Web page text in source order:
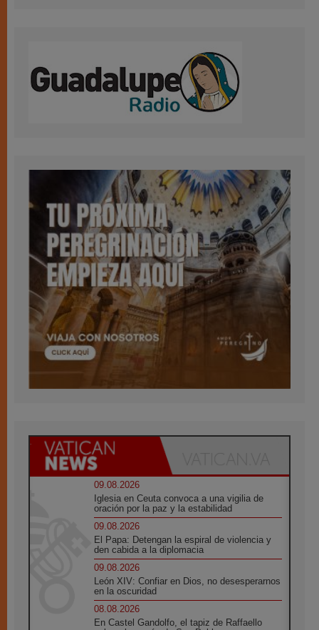
09.08.2026
Iglesia en Ceuta convoca a una vigilia de
oración por la paz y la estabilidad
09.08.2026
El Papa: Detengan la espiral de violencia y
den cabida a la diplomacia
09.08.2026
León XIV: Confiar en Dios, no desesperarnos
en la oscuridad
08.08.2026
En Castel Gandolfo, el tapiz de Raffaello